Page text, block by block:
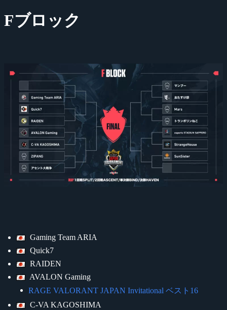
Fブロック
Gaming Team ARIA
Quick7
RAIDEN
AVALON Gaming
RAGE VALORANT JAPAN Invitational ベスト16
C-VA KAGOSHIMA